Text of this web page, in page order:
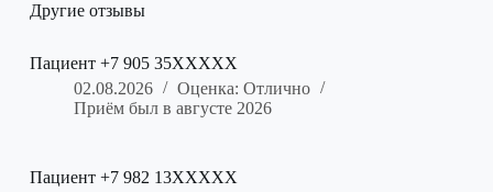
Другие отзывы
Пациент +7 905 35XXXXX
02.08.2026
Оценка: Отлично
Приём был в августе 2026
Пациент +7 982 13XXXXX